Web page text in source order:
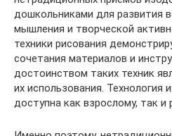
дошкольниками для развития
мышления и творческой
техники рисования
сочетания материалов и
достоинством таких техник
их использования. Технология
доступна как взрослому, так и